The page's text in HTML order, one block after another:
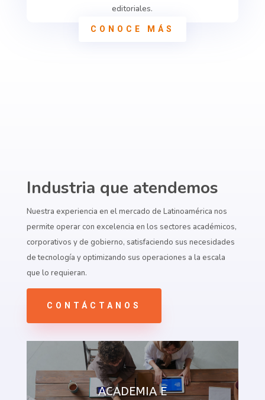
editoriales.
CONOCE MÁS
Industria que atendemos
Nuestra experiencia en el mercado de Latinoamérica nos
permite operar con excelencia en los sectores académicos,
corporativos y de gobierno, satisfaciendo sus necesidades
de tecnología y optimizando sus operaciones a la escala
que lo requieran.
CONTÁCTANOS
ACADEMIA E